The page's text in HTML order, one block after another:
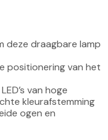
deze draagbare lamp
positionering van het
van hoge
kleurafstemming
ogen en